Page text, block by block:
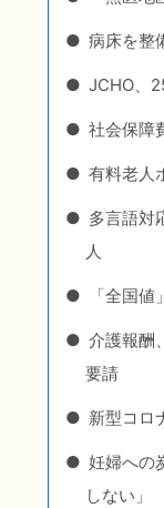
病床を整
JCHO、
社会保障
有料老人
多言語対
人
「全国値
介護報酬
要請
新型コロ
妊婦への
しない」